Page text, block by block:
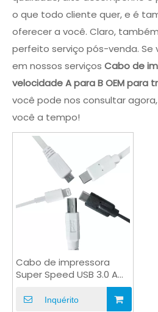
o que todo cliente quer, e é
oferecer a você. Claro,
perfeito serviço pós-venda.
em nossos serviços Cabo de
velocidade A para B OEM para
você pode nos consultar
você a tempo!
Cabo de impressora
Super Speed ​​USB 3.0 A
transferência de dados
Inquérito